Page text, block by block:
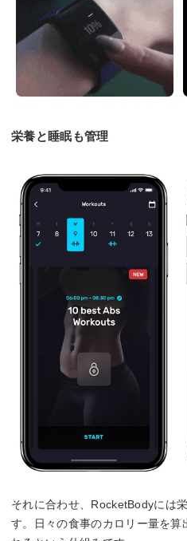
栄養と睡眠も管理
それに合わせ、RocketBodyには
す。日々の食事のカロリー量を算